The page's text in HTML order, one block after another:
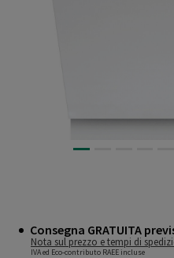
Consegna GRATUITA
Nota sul prezzo e tempi di
IVA ed Eco-contributo RAEE incluse